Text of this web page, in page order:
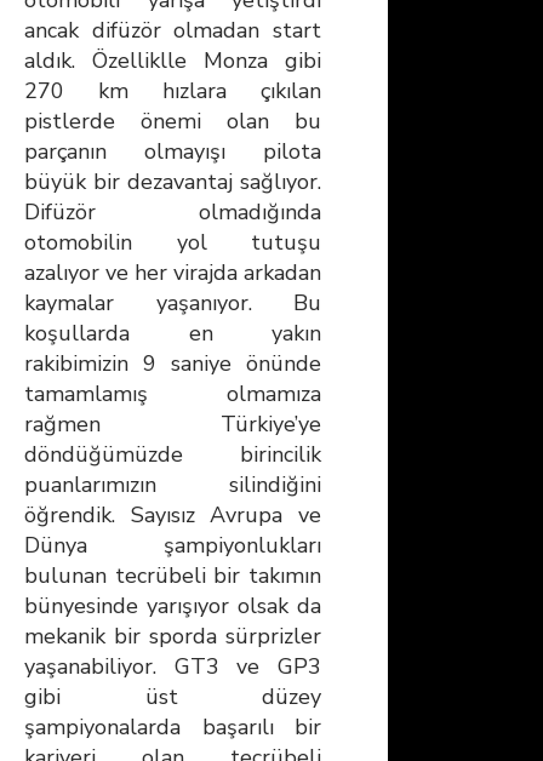
ancak difüzör olmadan start
aldık. Özelliklle Monza gibi
270 km hızlara çıkılan
pistlerde önemi olan bu
parçanın olmayışı pilota
büyük bir dezavantaj sağlıyor.
Difüzör olmadığında
otomobilin yol tutuşu
azalıyor ve her virajda arkadan
kaymalar yaşanıyor. Bu
koşullarda en yakın
rakibimizin 9 saniye önünde
tamamlamış olmamıza
rağmen Türkiye’ye
döndüğümüzde birincilik
puanlarımızın silindiğini
öğrendik. Sayısız Avrupa ve
Dünya şampiyonlukları
bulunan tecrübeli bir takımın
bünyesinde yarışıyor olsak da
mekanik bir sporda sürprizler
yaşanabiliyor. GT3 ve GP3
gibi üst düzey
şampiyonalarda başarılı bir